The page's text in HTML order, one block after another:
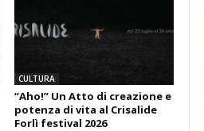
CULTURA
“Aho!” Un Atto di creazione e
potenza di vita al Crisalide
Forlì festival 2026